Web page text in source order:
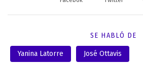
SE HABLÓ DE
Yanina Latorre José Ottavis